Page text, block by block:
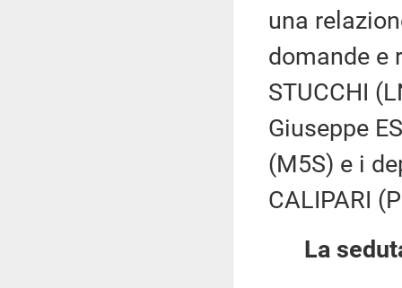
una
domande e
STUCCHI
Giuseppe
(M5S) e i
CALIPARI
La